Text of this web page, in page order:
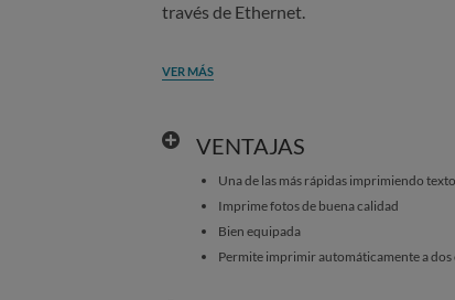
través de Ethernet.
VER MÁS
VENTAJAS
Una de las más rápidas imprimiendo texto
Imprime fotos de buena calidad
Bien equipada
Permite imprimir automáticamente a dos